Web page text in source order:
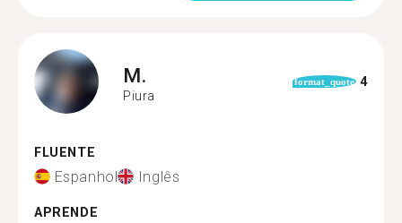
M.
Piura
format_quote 4
FLUENTE
Espanhol Inglês
APRENDE